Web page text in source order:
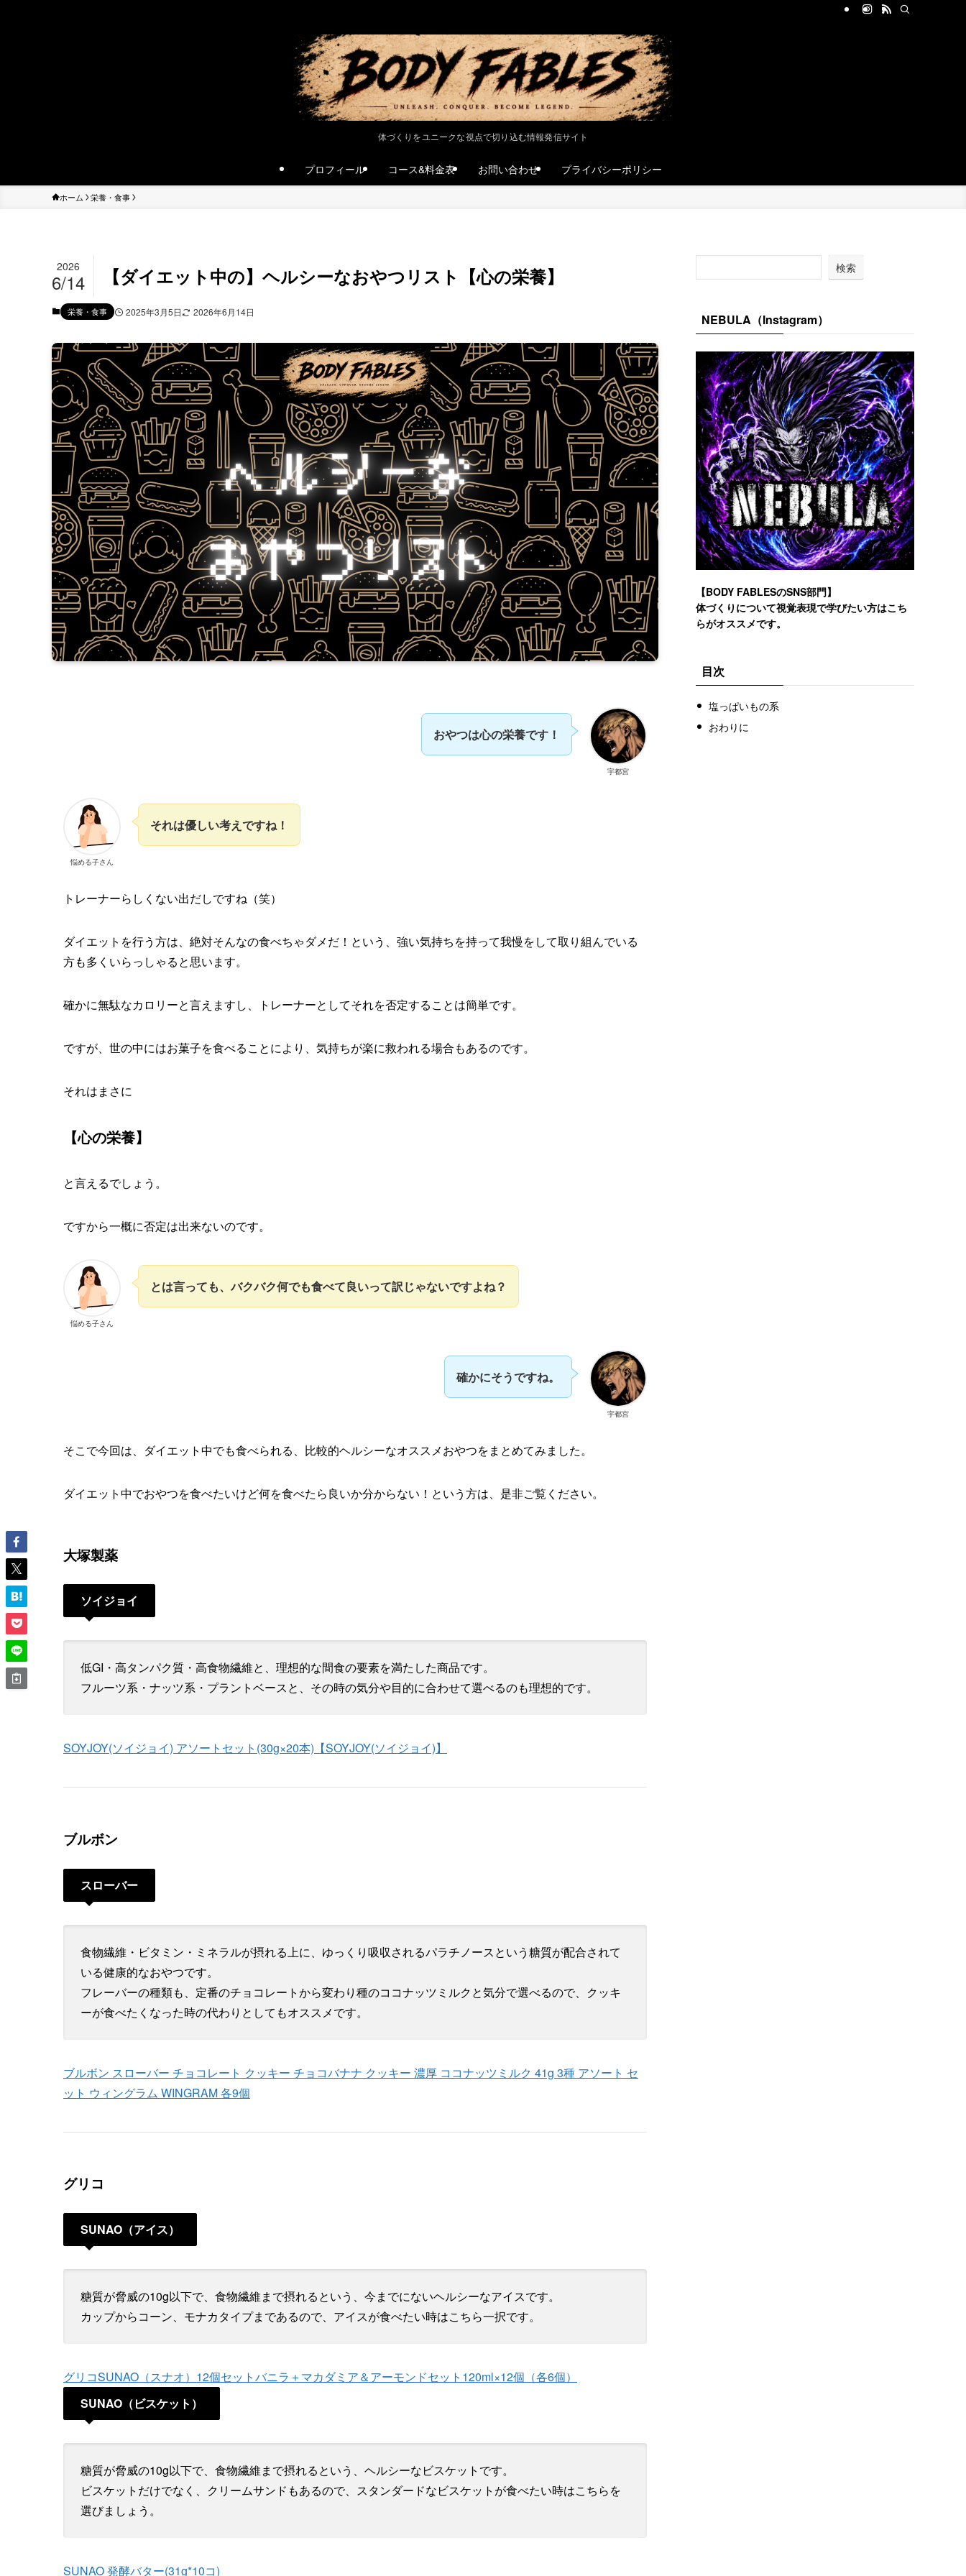
体づくりをユニークな視点で切り込む情報発信サイト
プロフィール コース&料金表 お問い合わせ プライバシーポリシー
ホーム 栄養・食事
【ダイエット中の】ヘルシーなおやつリスト【心の栄養】
2026
6/14
栄養・食事 2025年3月5日 2026年6月14日
宇都宮
おやつは心の栄養です！
悩める子さん
それは優しい考えですね！
トレーナーらしくない出だしですね（笑）
ダイエットを行う方は、絶対そんなの食べちゃダメだ！という、強い気持ちを持って我慢をして取り組んでいる
方も多くいらっしゃると思います。
確かに無駄なカロリーと言えますし、トレーナーとしてそれを否定することは簡単です。
ですが、世の中にはお菓子を食べることにより、気持ちが楽に救われる場合もあるのです。
それはまさに
【心の栄養】
と言えるでしょう。
ですから一概に否定は出来ないのです。
悩める子さん
とは言っても、バクバク何でも食べて良いって訳じゃないですよね？
宇都宮
確かにそうですね。
そこで今回は、ダイエット中でも食べられる、比較的ヘルシーなオススメおやつをまとめてみました。
ダイエット中でおやつを食べたいけど何を食べたら良いか分からない！という方は、是非ご覧ください。
大塚製薬
ソイジョイ
低GI・高タンパク質・高食物繊維と、理想的な間食の要素を満たした商品です。
フルーツ系・ナッツ系・プラントベースと、その時の気分や目的に合わせて選べるのも理想的です。
SOYJOY(ソイジョイ) アソートセット(30g×20本)【SOYJOY(ソイジョイ)】
ブルボン
スローバー
食物繊維・ビタミン・ミネラルが摂れる上に、ゆっくり吸収されるパラチノースという糖質が配合されて
いる健康的なおやつです。
フレーバーの種類も、定番のチョコレートから変わり種のココナッツミルクと気分で選べるので、クッキ
ーが食べたくなった時の代わりとしてもオススメです。
ブルボン スローバー チョコレート クッキー チョコバナナ クッキー 濃厚 ココナッツミルク 41g 3種 アソート セ
ット ウィングラム WINGRAM 各9個
グリコ
SUNAO（アイス）
糖質が脅威の10g以下で、食物繊維まで摂れるという、今までにないヘルシーなアイスです。
カップからコーン、モナカタイプまであるので、アイスが食べたい時はこちら一択です。
グリコSUNAO（スナオ）12個セットバニラ＋マカダミア＆アーモンドセット120ml×12個（各6個）
SUNAO（ビスケット）
糖質が脅威の10g以下で、食物繊維まで摂れるという、ヘルシーなビスケットです。
ビスケットだけでなく、クリームサンドもあるので、スタンダードなビスケットが食べたい時はこちらを
選びましょう。
SUNAO 発酵バター(31g*10コ)
検索
NEBULA（Instagram）
【BODY FABLESのSNS部門】
体づくりについて視覚表現で学びたい方はこち
らがオススメです。
目次
塩っぱいもの系
おわりに